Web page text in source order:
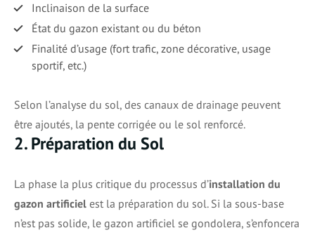
Inclinaison de la surface
État du gazon existant ou du béton
Finalité d’usage (fort trafic, zone décorative, usage
sportif, etc.)
Selon l’analyse du sol, des canaux de drainage peuvent
être ajoutés, la pente corrigée ou le sol renforcé.
2. Préparation du Sol
La phase la plus critique du processus d’installation du
gazon artificiel est la préparation du sol. Si la sous-base
n’est pas solide, le gazon artificiel se gondolera, s’enfoncera